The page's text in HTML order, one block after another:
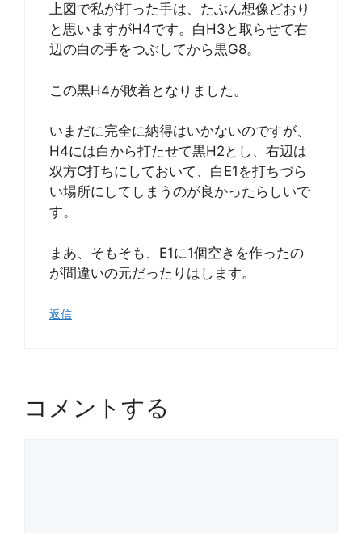
上図で私が打った手は、たぶん想像どおり
と思いますがH4です。白H3と取らせて右
辺の白の手をつぶしてから黒G8。
この黒H4が敗着となりました。
いまだに完全に納得はいかないのですが、
H4には白から打たせて黒H2とし、右辺は
双方C打ちにしておいて、白E1を打ちづら
い場所にしてしまうのが良かったらしいで
す。
まあ、そもそも、E1に1個空きを作ったの
が間違いの元だったりはします。
返信
コメントする